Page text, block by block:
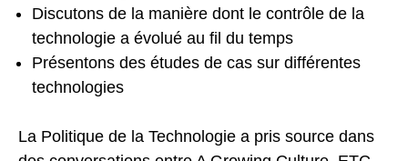
Discutons de la manière dont le contrôle de la
technologie a évolué au fil du temps
Présentons des études de cas sur différentes
technologies
La Politique de la Technologie a pris source dans